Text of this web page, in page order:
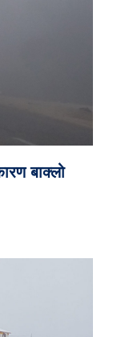
बाक्लो